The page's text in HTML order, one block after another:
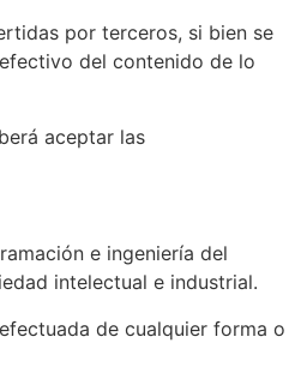
por terceros, si bien se
del contenido de lo
aceptar las
e ingeniería del
intelectual e industrial.
de cualquier forma o